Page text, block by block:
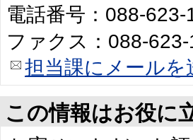
電話番号：088-623-
ファクス：088-
担当課にメールを
この情報はお役に